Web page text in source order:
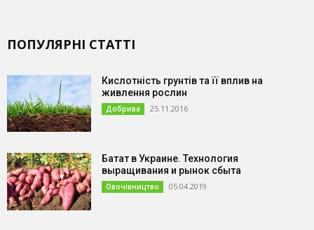
ПОПУЛЯРНІ СТАТТІ
Кислотність грунтів та її вплив на
живлення рослин
Добрива 25.11.2016
Батат в Украине. Технология
выращивания и рынок сбыта
Овочівництво 05.04.2019